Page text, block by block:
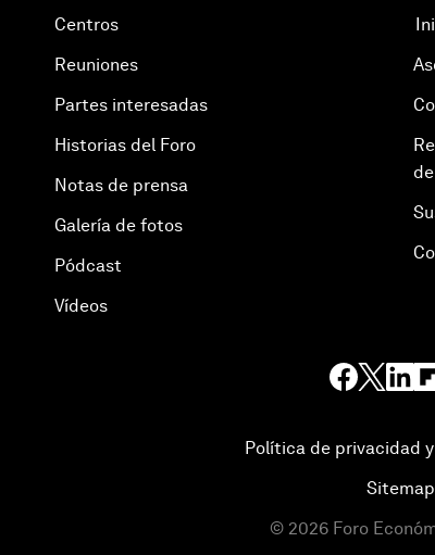
Centros
Reuniones
Partes interesadas
Historias del Foro
Notas de prensa
Galería de fotos
Pódcast
Vídeos
Política de privacidad
Sitemap
© 2026 Foro